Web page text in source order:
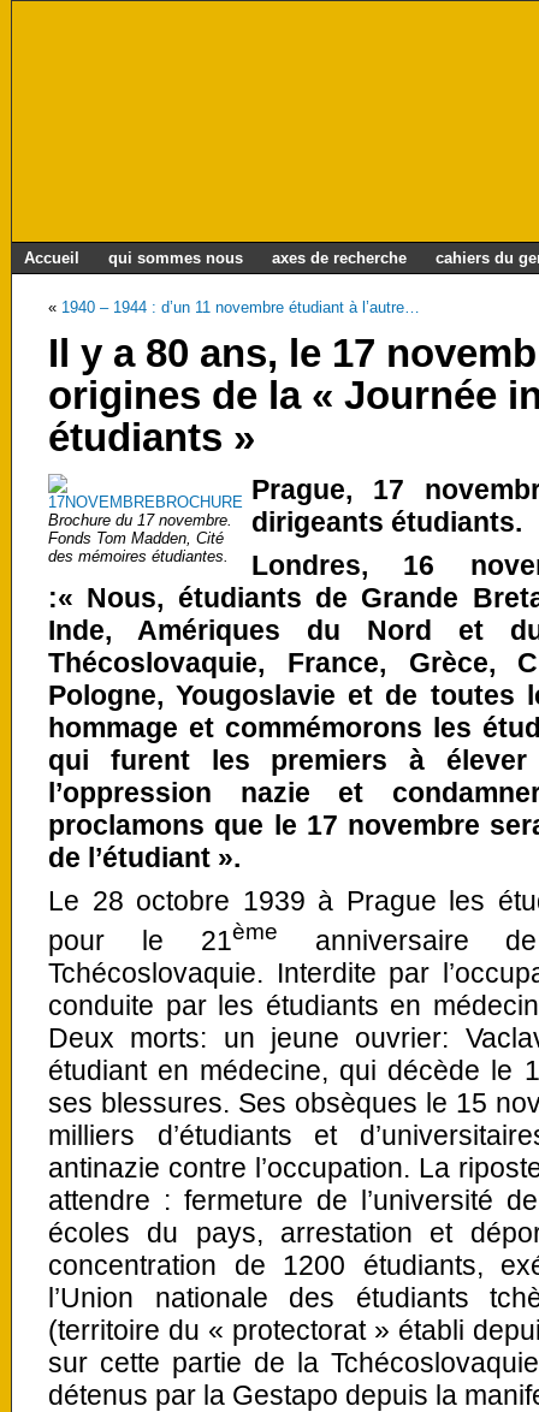
Accueil qui sommes nous axes de recherche cahiers du
« 1940 – 1944 : d’un 11 novembre étudiant à l’autre…
Il y a 80 ans, le 17
origines de la « Journée
étudiants »
Brochure du 17 novembre.
Fonds Tom Madden, Cité
des mémoires étudiantes.
Prague, 17
dirigeants étudiants.
Londres, 16
:« Nous, étudiants de Grande
Inde, Amériques du Nord et
Thécoslovaquie, France, Grèce,
Pologne, Yougoslavie et de toutes
hommage et commémorons les
qui furent les premiers à
l’oppression nazie et
proclamons que le 17 novembre
de l’étudiant ».
Le 28 octobre 1939 à Prague les
pour le 21ème
anniversaire
Tchécoslovaquie. Interdite par
conduite par les étudiants en
Deux morts: un jeune ouvrier:
étudiant en médecine, qui décède le
ses blessures. Ses obsèques le 15
milliers d’étudiants et
antinazie contre l’occupation. La
attendre : fermeture de l’université
écoles du pays, arrestation et
concentration de 1200 étudiants,
l’Union nationale des étudiants
(territoire du « protectorat » établi
sur cette partie de la
détenus par la Gestapo depuis la